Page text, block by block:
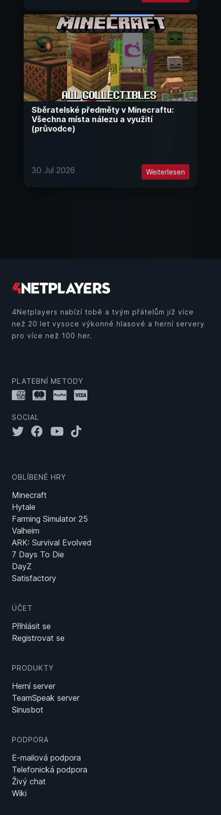
Sběratelské předměty v Minecraftu:
Všechna místa nálezu a využití
(průvodce)
30 Jul 2026 Weiterlesen
4Netplayers nabízí tobě a tvým přátelům již více
než 20 let vysoce výkonné hlasové a herní servery
pro více než 100 her.
PLATEBNÍ METODY
SOCIAL
OBLÍBENÉ HRY
Minecraft
Hytale
Farming Simulator 25
Valheim
ARK: Survival Evolved
7 Days To Die
DayZ
Satisfactory
ÚČET
Přihlásit se
Registrovat se
PRODUKTY
Herní server
TeamSpeak server
Sinusbot
PODPORA
E-mailová podpora
Telefonická podpora
Živý chat
Wiki